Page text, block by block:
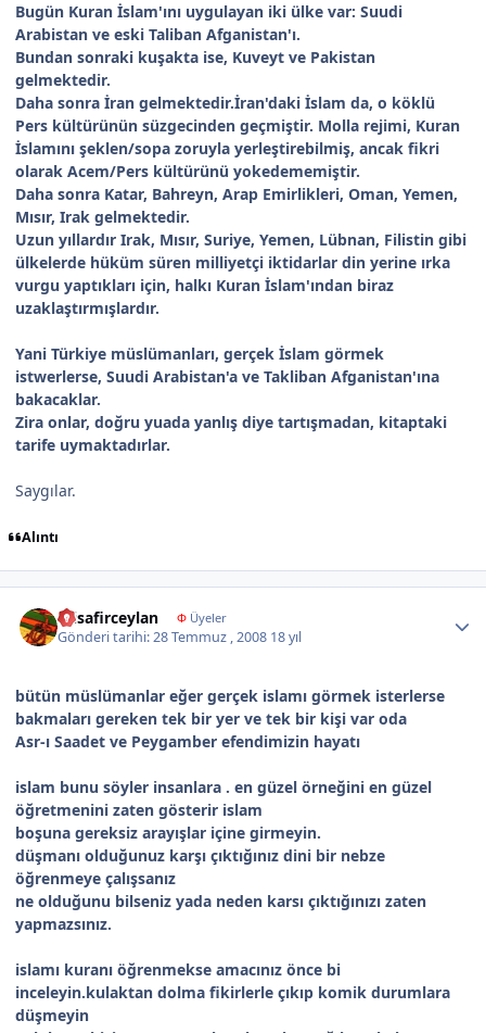
Bugün Kuran İslam'ını uygulayan iki ülke var: Suudi
Arabistan ve eski Taliban Afganistan'ı.
Bundan sonraki kuşakta ise, Kuveyt ve Pakistan
gelmektedir.
Daha sonra İran gelmektedir.İran'daki İslam da, o köklü
Pers kültürünün süzgecinden geçmiştir. Molla rejimi, Kuran
İslamını şeklen/sopa zoruyla yerleştirebilmiş, ancak fikri
olarak Acem/Pers kültürünü yokedememiştir.
Daha sonra Katar, Bahreyn, Arap Emirlikleri, Oman, Yemen,
Mısır, Irak gelmektedir.
Uzun yıllardır Irak, Mısır, Suriye, Yemen, Lübnan, Filistin gibi
ülkelerde hüküm süren milliyetçi iktidarlar din yerine ırka
vurgu yaptıkları için, halkı Kuran İslam'ından biraz
uzaklaştırmışlardır.
Yani Türkiye müslümanları, gerçek İslam görmek
istwerlerse, Suudi Arabistan'a ve Takliban Afganistan'ına
bakacaklar.
Zira onlar, doğru yuada yanlış diye tartışmadan, kitaptaki
tarife uymaktadırlar.
Saygılar.
Alıntı
misafirceylan ΦÜyeler
Gönderi tarihi:28 Temmuz , 2008 18 yıl
bütün müslümanlar eğer gerçek islamı görmek isterlerse
bakmaları gereken tek bir yer ve tek bir kişi var oda
Asr-ı Saadet ve Peygamber efendimizin hayatı
islam bunu söyler insanlara . en güzel örneğini en güzel
öğretmenini zaten gösterir islam
boşuna gereksiz arayışlar içine girmeyin.
düşmanı olduğunuz karşı çıktığınız dini bir nebze
öğrenmeye çalışsanız
ne olduğunu bilseniz yada neden karsı çıktığınızı zaten
yapmazsınız.
islamı kuranı öğrenmekse amacınız önce bi
inceleyin.kulaktan dolma fikirlerle çıkıp komik durumlara
düşmeyin